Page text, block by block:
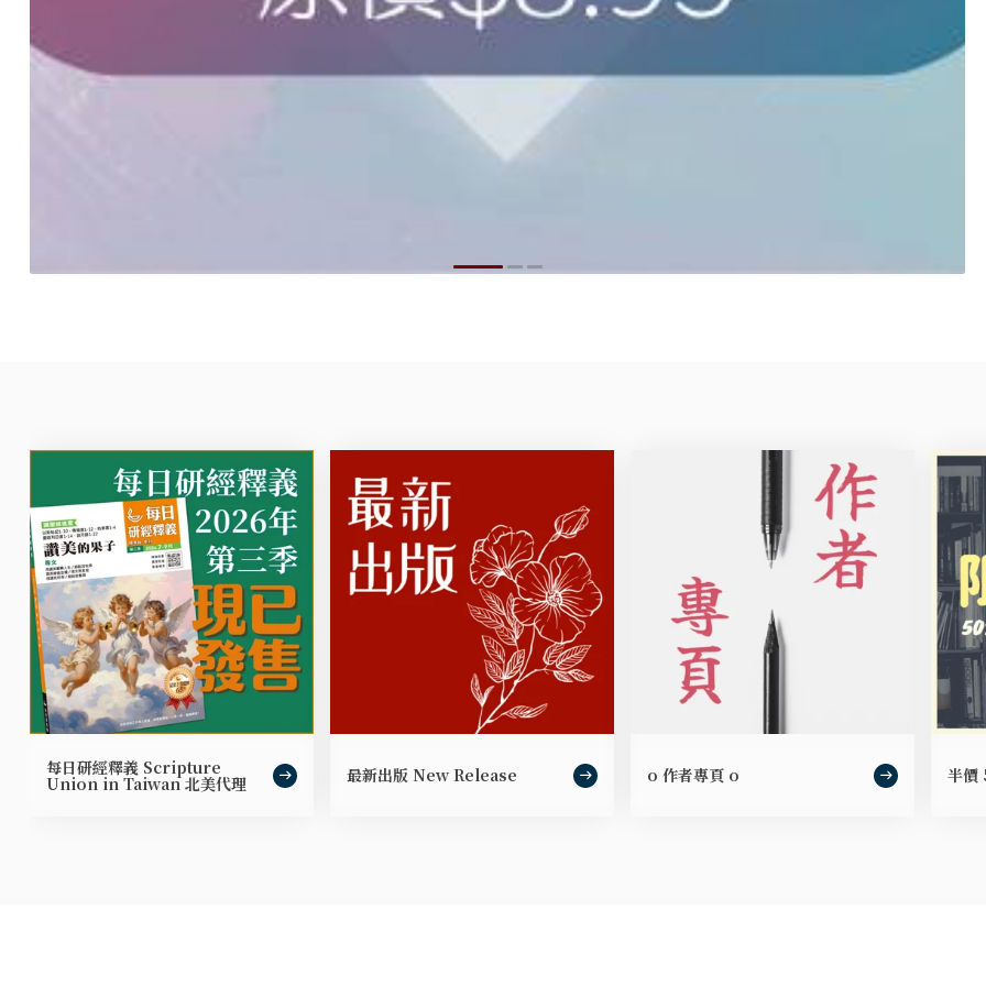
每日研經釋義 Scripture
Union in Taiwan 北美代理 最新出版 New Release o 作者專頁 o 半